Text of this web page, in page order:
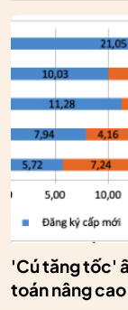
'Cú tăng tốc'
toán nâng